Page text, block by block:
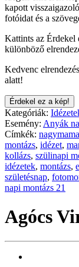
kapott
fotóidat és a
Kattints az Érdekel
különböző
Kedvenc
alatt!
Érdekel ez a kép!
Kategóriák:
Esemény: Anyák
Címkék:
montázs, idézet,
kollázs, szülinapi
idézetek, montázs,
születésnap,
napi montázs 21
Agócs